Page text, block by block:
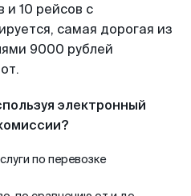
и 10 рейсов с
самая дорогая из
9000 рублей
электронный
по перевозке